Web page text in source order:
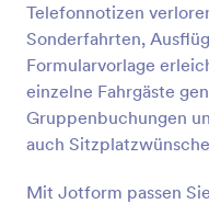
Telefonnotizen
Sonderfahrten,
Formularvorlage
einzelne Fahrgäste
Gruppenbuchungen
auch
Mit Jotform passen